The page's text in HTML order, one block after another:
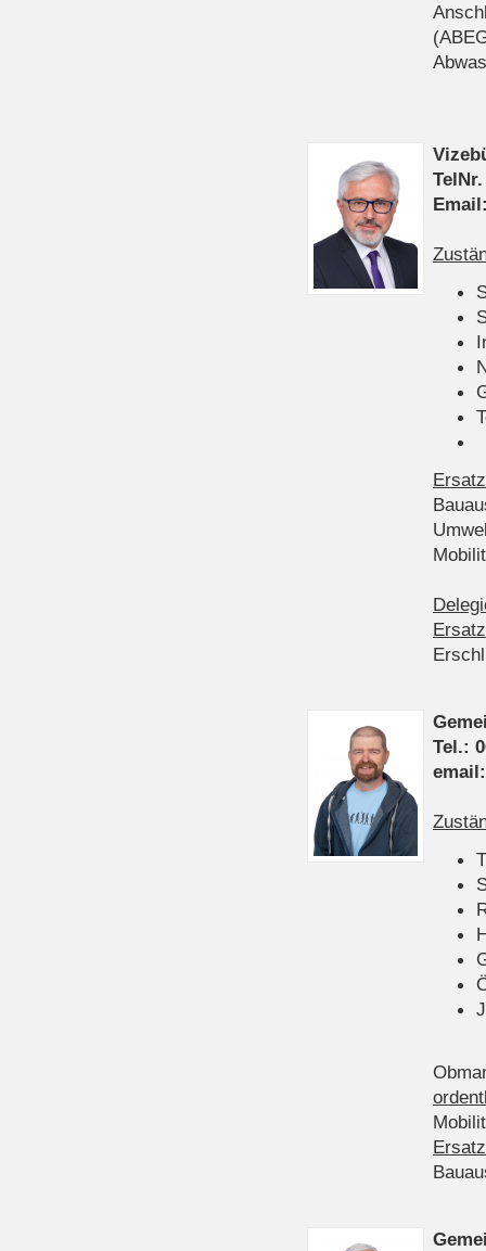
Tel.: